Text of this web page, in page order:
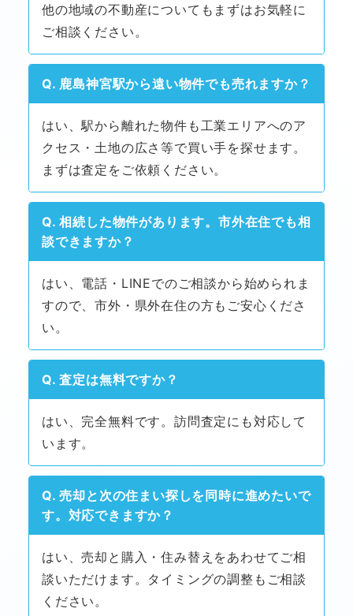
他の地域の不動産についてもまずはお気軽に
ご相談ください。
Q. 鹿島神宮駅から遠い物件でも売れますか？
はい、駅から離れた物件も工業エリアへのア
クセス・土地の広さ等で買い手を探せます。
まずは査定をご依頼ください。
Q. 相続した物件があります。市外在住でも相
談できますか？
はい、電話・LINEでのご相談から始められま
すので、市外・県外在住の方もご安心くださ
い。
Q. 査定は無料ですか？
はい、完全無料です。訪問査定にも対応して
います。
Q. 売却と次の住まい探しを同時に進めたいで
す。対応できますか？
はい、売却と購入・住み替えをあわせてご相
談いただけます。タイミングの調整もご相談
ください。